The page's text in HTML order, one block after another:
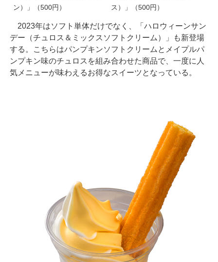
ン）」（500円）
ス）」（500円）
2023年はソフト単体だけでなく、「ハロウィーンサン
デー（チュロス＆ミックスソフトクリーム）」も新登場
する。こちらはパンプキンソフトクリームとメイプルパ
ンプキン味のチュロスを組み合わせた商品で、一度に人
気メニューが味わえるお得なスイーツとなっている。